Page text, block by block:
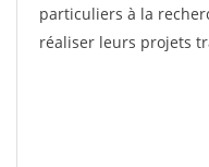
particuliers à la
réaliser leurs projets